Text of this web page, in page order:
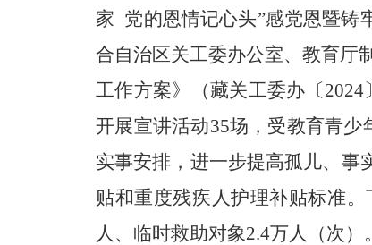
家 党的恩情记心头”感党恩暨铸
合自治区关工委办公室、教育厅
工作方案》（藏关工委办〔
开展宣讲活动35场，受教育青少
实事安排，进一步提高孤儿、事
贴和重度残疾人护理补贴标准。
人、 临时救助对象2.4万人
（次